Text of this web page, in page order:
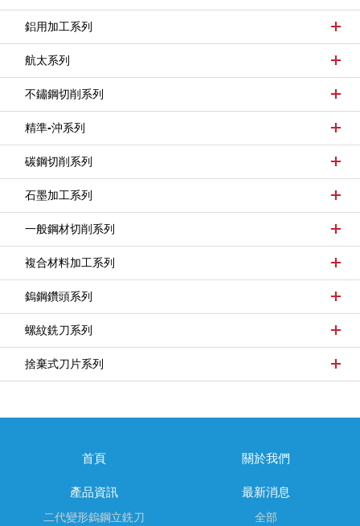
鋁用加工系列
航太系列
不鏽鋼切削系列
精準-沖系列
碳鋼切削系列
石墨加工系列
一般鋼材切削系列
複合材料加工系列
鎢鋼鑽頭系列
螺紋銑刀系列
捨棄式刀片系列
首頁 關於我們
產品資訊
二代變形鎢鋼立銑刀
最新消息
全部